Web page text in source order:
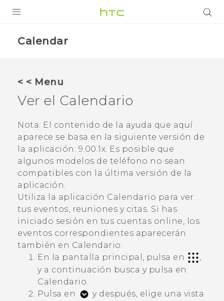
VIVERSE
AYUDA
Dispositivos y accesorios HTC
Iniciar sesión
Calendar
< < Menu
Ver el Calendario
Nota: El contenido de la ayuda que aquí
aparece se basa en la siguiente versión de
la aplicación: 9.00.1x . Es posible que
algunos modelos de teléfono no sean
compatibles con la última versión de la
aplicación.
Utiliza la aplicación Calendario para ver
tus eventos, reuniones y citas. Si has
iniciado sesión en tus cuentas online, los
eventos correspondientes aparecerán
también en Calendario
En la pantalla principal, pulsa en
y a continuación busca y pulsa en
Calendario.
Pulsa en
y después, elige una vista